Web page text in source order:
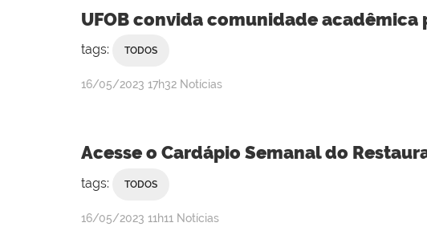
UFOB convida comunidade
tags: TODOS
publicado
16/05/2023 17h32 Notícias
Acesse o Cardápio Semanal do
tags: TODOS
publicado
16/05/2023 11h11 Notícias